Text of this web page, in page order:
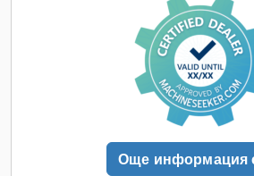
Още информация